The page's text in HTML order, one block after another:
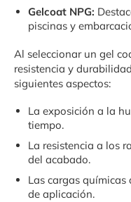
Gelcoat NPG:
piscinas y
Al seleccionar un gel
resistencia y
siguientes aspectos:
La exposición a la
tiempo.
La resistencia a los
del acabado.
Las cargas
de aplicación.